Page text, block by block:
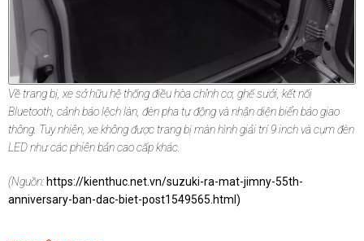
Về trang bị, xe sở hữu hệ thống điều hòa chỉnh cơ, ghế sưởi, kết nối
Bluetooth, cảnh báo lệch làn, đèn pha tự động và nhận diện biển báo giao
thông. Tuy nhiên, xe không được trang bị màn hình giải trí 9 inch và cụm đèn
LED như các phiên bản cao cấp khác.
(Nguồn: https://kienthuc.net.vn/suzuki-ra-mat-jimny-55th-
anniversary-ban-dac-biet-post1549565.html )